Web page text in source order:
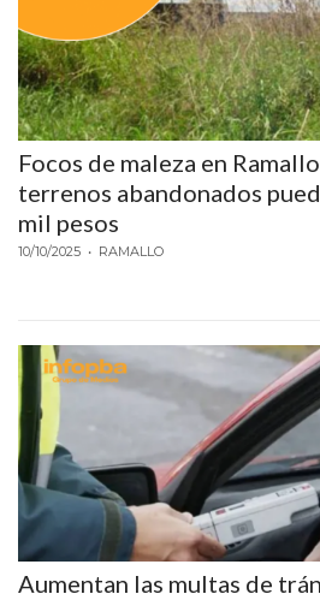
TECNOLOGÍA
SERVICIOS
PRONÓSTICO
HORÓSCOPO
QUÉ ES
CÓMO FUNCIONA: CREAR
TIENDAS ONLINE CON
PEDIDOS POR WHATSAPP
TIENDA ONLINE GRATIS
EN ARGENTINA:
Focos de maleza en
terrenos abandonados
mil pesos
10/10/2025 • RAMALLO
Aumentan las multas de